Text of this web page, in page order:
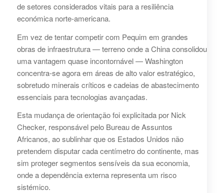
de setores considerados vitais para a resiliência
económica norte‑americana.
Em vez de tentar competir com Pequim em grandes
obras de infraestrutura — terreno onde a China consolidou
uma vantagem quase incontornável — Washington
concentra‑se agora em áreas de alto valor estratégico,
sobretudo minerais críticos e cadeias de abastecimento
essenciais para tecnologias avançadas.
Esta mudança de orientação foi explicitada por Nick
Checker, responsável pelo Bureau de Assuntos
Africanos, ao sublinhar que os Estados Unidos não
pretendem disputar cada centímetro do continente, mas
sim proteger segmentos sensíveis da sua economia,
onde a dependência externa representa um risco
sistémico.